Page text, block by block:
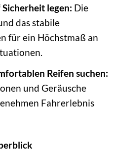
legen: Die
das stabile
für ein Höchstmaß an
Reifen suchen:
und Geräusche
Fahrerlebnis